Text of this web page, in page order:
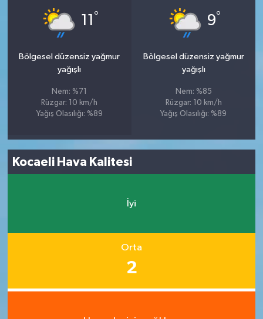
11 °
Bölgesel düzensiz yağmur
yağışlı
Nem: %71
Rüzgar: 10 km/h
Yağış Olasılığı: %89
9°
Bölgesel düzensiz yağmur
yağışlı
Nem: %85
Rüzgar: 10 km/h
Yağış Olasılığı: %89
Kocaeli Hava Kalitesi
İyi
Orta
2